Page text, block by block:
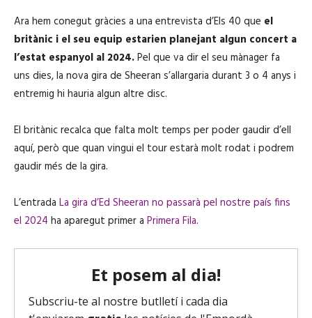
Ara hem conegut gràcies a una entrevista d’Els 40 que el
britànic i el seu equip estarien planejant algun concert a
l’estat espanyol al 2024.Pel que va dir el seu mànager fa
uns dies, la nova gira de Sheeran s’allargaria durant 3 o 4 anys i
entremig hi hauria algun altre disc.
El britànic recalca que falta molt temps per poder gaudir d’ell
aquí, però que quan vingui el tour estarà molt rodat i podrem
gaudir més de la gira.
L’entrada La gira d’Ed Sheeran no passarà pel nostre país fins
el 2024 ha aparegut primer a Primera Fila.